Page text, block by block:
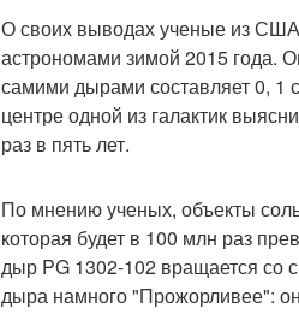
О своих выводах ученые из
астрономами зимой 2015 года.
самими дырами составляет 0, 1
центре одной из галактик
раз в пять лет.
По мнению ученых, объекты
которая будет в 100 млн раз
дыр PG 1302-102 вращается со
дыра намного "Прожорливее":